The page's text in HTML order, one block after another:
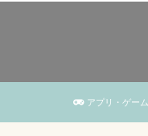
アプリ・ゲーム